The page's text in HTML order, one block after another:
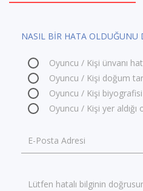
NASIL BİR HATA OLDUĞUNU
Oyuncu / Kişi ünvanı
Oyuncu / Kişi doğum
Oyuncu / Kişi
Oyuncu / Kişi yer
E-Posta Adresi
Lütfen hatalı bilginin